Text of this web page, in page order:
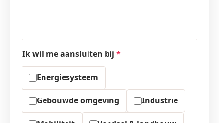
Ik wil me aansluiten bij *
Energiesysteem
Gebouwde omgeving Industrie